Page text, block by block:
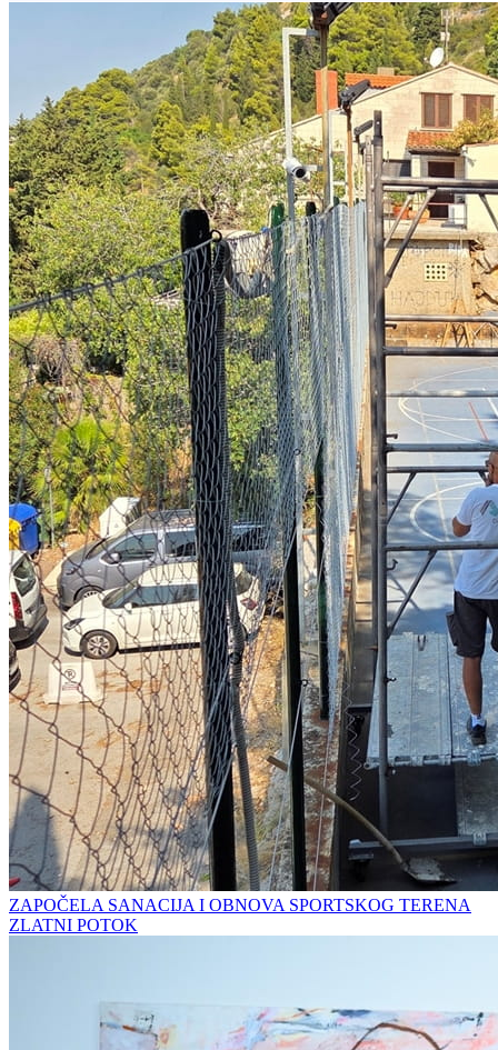
ZAPOČELA SANACIJA I OBNOVA SPORTSKOG TERENA
ZLATNI POTOK